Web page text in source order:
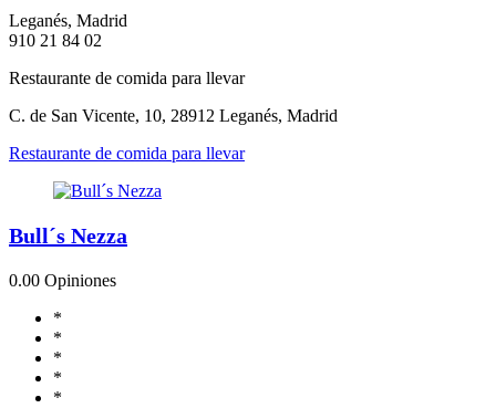
Leganés, Madrid
910 21 84 02
Restaurante de comida para llevar
C. de San Vicente, 10, 28912 Leganés, Madrid
Restaurante de comida para llevar
Bull´s Nezza
0.00 Opiniones
*
*
*
*
*